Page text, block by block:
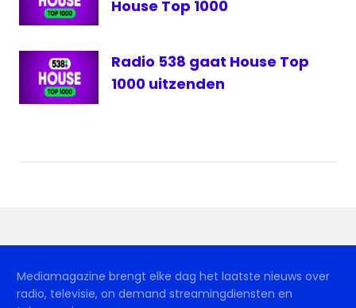
House Top 1000
Radio 538 gaat House Top
1000 uitzenden
Mediamagazine brengt elke dag het laatste nieuws over
radio, televisie, on demand streamingdiensten en